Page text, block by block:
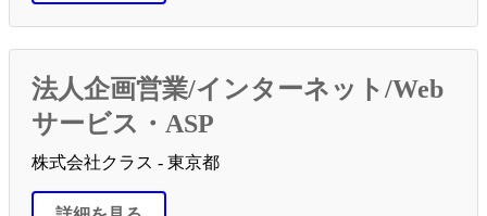
法人企画営業/インターネット/Web
サービス・ASP
株式会社クラス - 東京都